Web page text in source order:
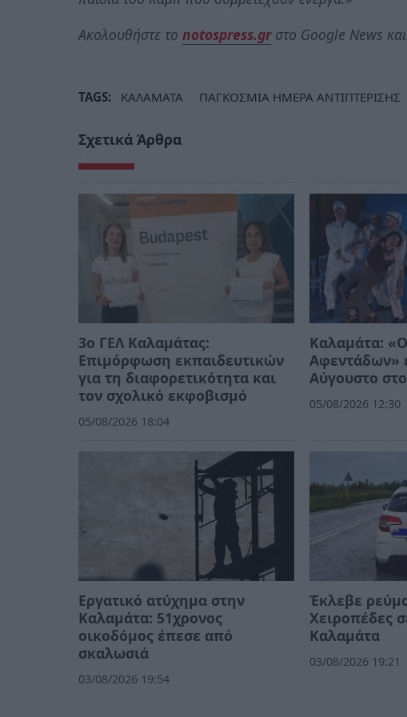
Ακολουθήστε το notospress.grστο Google News
TAGS: ΚΑΛΑΜΑΤΑ ΠΑΓΚΟΣΜΙΑ ΗΜΕΡΑ ΑΝΤΙΠΤΕΡΙΣΗΣ
Σχετικά Άρθρα
3ο ΓΕΛ Καλαμάτας:
Επιμόρφωση εκπαιδευτικών
για τη διαφορετικότητα και
τον σχολικό εκφοβισμό
05/08/2026 18:04
Καλαμάτα:
Αφεντάδων»
Αύγουστο
05/08/2026 12:30
Εργατικό ατύχημα στην
Καλαμάτα: 51χρονος
οικοδόμος έπεσε από
σκαλωσιά
03/08/2026 19:54
Έκλεβε
Χειροπέδες
Καλαμάτα
03/08/2026 19:21